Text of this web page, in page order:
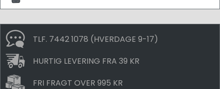
TLF. 7442 1078 (HVERDAGE 9-17)
HURTIG LEVERING FRA 39 KR
FRI FRAGT OVER 995 KR